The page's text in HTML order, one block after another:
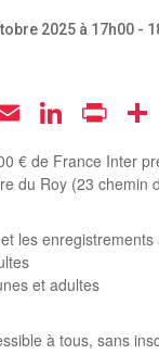
2025 à 17h00 -
Email Print
€ de France Inter
du Roy (23 chemin
les
et adultes
à tous, sans